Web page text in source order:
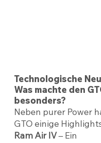
Technologische
Was machte den
besonders?
Neben purer Power
GTO einige
Ram Air IV – Ein